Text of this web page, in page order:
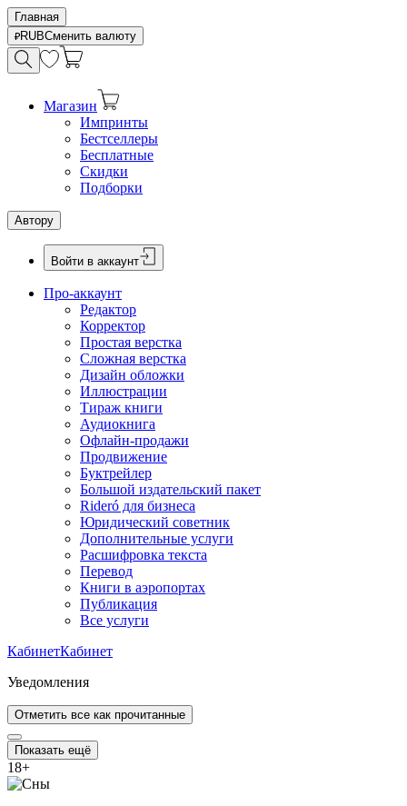
Главная
RUBСменить валюту
Магазин
Импринты
Бестселлеры
Бесплатные
Скидки
Подборки
Автору
Войти в аккаунт
Про-аккаунт
Редактор
Корректор
Простая верстка
Сложная верстка
Дизайн обложки
Иллюстрации
Тираж книги
Аудиокнига
Офлайн-продажи
Продвижение
Буктрейлер
Большой издательский пакет
Rideró для бизнеса
Юридический советник
Дополнительные услуги
Расшифровка текста
Перевод
Книги в аэропортах
Публикация
Все услуги
КабинетКабинет
Уведомления
Отметить все как прочитанные
Показать ещё
18+